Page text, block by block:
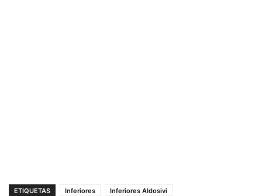
ETIQUETAS Inferiores
Inferiores Aldosivi